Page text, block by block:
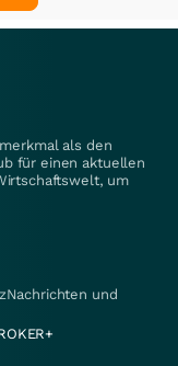
als den
für einen aktuellen
um
und